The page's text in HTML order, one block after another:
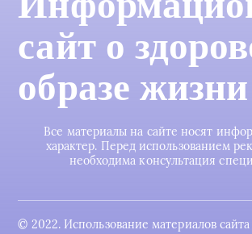
сайт о
образе жизни
Все материалы на сайте носят
характер. Перед использованием
необходима консультация
© 2022. Использование материалов сайта